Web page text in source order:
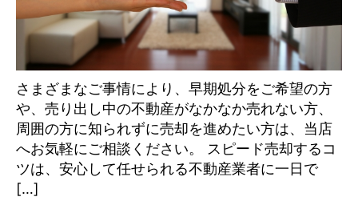
さまざまなご事情により、早期処分をご希望の方
や、売り出し中の不動産がなかなか売れない方、
周囲の方に知られずに売却を進めたい方は、当店
へお気軽にご相談ください。 スピード売却するコ
ツは、安心して任せられる不動産業者に一日で
[…]